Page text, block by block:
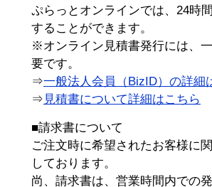
ぷらっとオンラインでは、24時
することができます。
※オンライン見積書発行には、
要です。
⇒一般法人会員（BizID）の詳細
⇒ 見積書について詳細はこちら
■請求書について
ご注文時に希望されたお客様に
しております。
尚、請求書は、営業時間内での